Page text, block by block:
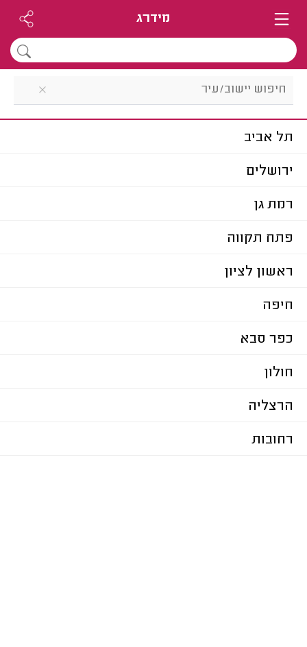
מידרג
תל אביב
ירושלים
רמת גן
פתח תקווה
ראשון לציון
חיפה
כפר סבא
חולון
הרצליה
רחובות